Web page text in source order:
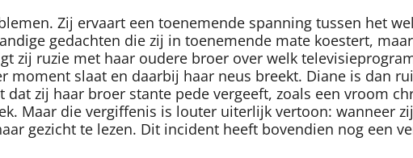
Zij ervaart een toenemende spanning tussen het
gedachten die zij in toenemende mate koestert,
zij ruzie met haar oudere broer over welk
moment slaat en daarbij haar neus breekt. Diane is dan
zij haar broer stante pede vergeeft, zoals een vroom
Maar die vergiffenis is louter uiterlijk vertoon: wanneer
gezicht te lezen. Dit incident heeft bovendien nog een